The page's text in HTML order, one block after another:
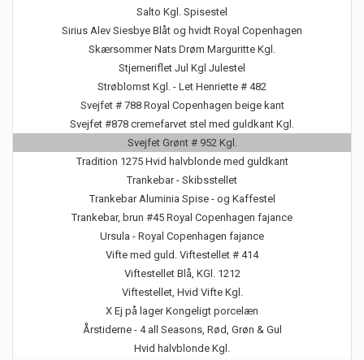
Salto Kgl. Spisestel
Sirius Alev Siesbye Blåt og hvidt Royal Copenhagen
Skærsommer Nats Drøm Marguritte Kgl.
Stjerneriflet Jul Kgl Julestel
Strøblomst Kgl. - Let Henriette # 482
Svejfet # 788 Royal Copenhagen beige kant
Svejfet #878 cremefarvet stel med guldkant Kgl.
Svejfet Grønt # 952 Kgl.
Tradition 1275 Hvid halvblonde med guldkant
Trankebar - Skibsstellet
Trankebar Aluminia Spise - og Kaffestel
Trankebar, brun #45 Royal Copenhagen fajance
Ursula - Royal Copenhagen fajance
Vifte med guld. Viftestellet # 414
Viftestellet Blå, KGl. 1212
Viftestellet, Hvid Vifte Kgl.
X Ej på lager Kongeligt porcelæn
Årstiderne - 4 all Seasons, Rød, Grøn & Gul
Hvid halvblonde Kgl.